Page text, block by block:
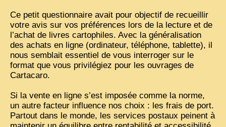
1908, RÉVOLTE
ANNAM CENTRE
COCHINCHINE
LES ETHNIES
CAMBODGE
REMARQUABLES
Ce petit questionnaire avait pour objectif de recueillir
votre avis sur vos préférences lors de la lecture et de
l’achat de livres cartophiles. Avec la généralisation
des achats en ligne (ordinateur, téléphone, tablette), il
nous semblait essentiel de vous interroger sur le
format que vous privilégiez pour les ouvrages de
Cartacaro.
Si la vente en ligne s’est imposée comme la norme,
un autre facteur influence nos choix : les frais de port.
Partout dans le monde, les services postaux peinent à